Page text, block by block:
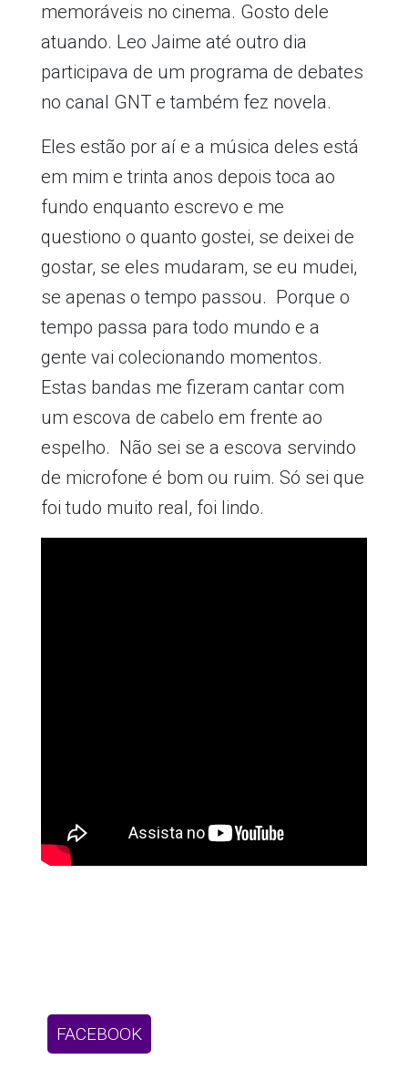
memoráveis no cinema. Gosto dele
atuando. Leo Jaime até outro dia
participava de um programa de debates
no canal GNT e também fez novela.
Eles estão por aí e a música deles está
em mim e trinta anos depois toca ao
fundo enquanto escrevo e me
questiono o quanto gostei, se deixei de
gostar, se eles mudaram, se eu mudei,
se apenas o tempo passou. Porque o
tempo passa para todo mundo e a
gente vai colecionando momentos.
Estas bandas me fizeram cantar com
um escova de cabelo em frente ao
espelho. Não sei se a escova servindo
de microfone é bom ou ruim. Só sei que
foi tudo muito real, foi lindo.
FACEBOOK